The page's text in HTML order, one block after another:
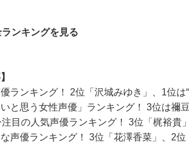
ンキングを見る
ランキング！ 2位「沢城みゆき」、1位は
いと思う女性声優」ランキング！ 3位は禰
注目の人気声優ランキング！ 3位「梶裕
声優ランキング！ 3位「花澤香菜」、2